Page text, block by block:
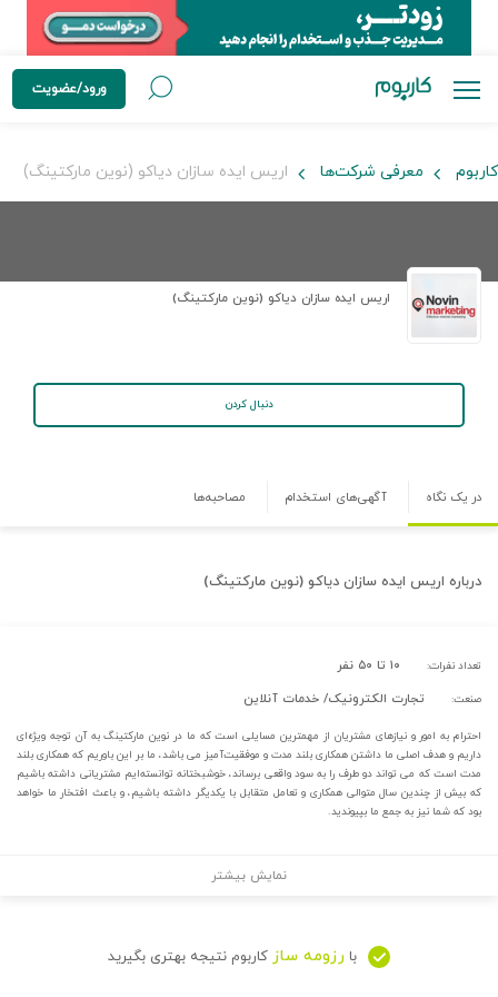
ورود/عضویت
کاربوم معرفی شرکت‌ها اریس ایده سازان دیاکو (نوین مارکتینگ)
اریس ایده سازان دیاکو (نوین مارکتینگ)
دنبال کردن
در یک نگاه آگهی‌های استخدام مصاحبه‌ها
درباره اریس ایده سازان دیاکو (نوین مارکتینگ)
تعداد نفرات: ۱۰ تا ۵۰ نفر
صنعت: تجارت الکترونیک/ خدمات آنلاین
احترام به امور و نیازهای مشتریان از مهمترین مسایلی است که ما در نوین مارکتینگ به آن توجه ویژه‌ای
داریم و هدف اصلی ما داشتن همکاری بلند مدت و موفقیت‌آمیز می باشد، ما بر این باوریم که همکاری بلند
مدت است که می تواند دو طرف را به سود واقعی برساند، خوشبختانه توانسته‌ایم مشتریانی داشته باشیم
که بیش از چندین سال متوالی همکاری و تعامل متقابل با یکدیگر داشته باشیم، و باعث افتخار ما خواهد
بود که شما نیز به جمع ما بپیوندید.
نمایش بیشتر
با رزومه ساز کاربوم نتیجه بهتری بگیرید